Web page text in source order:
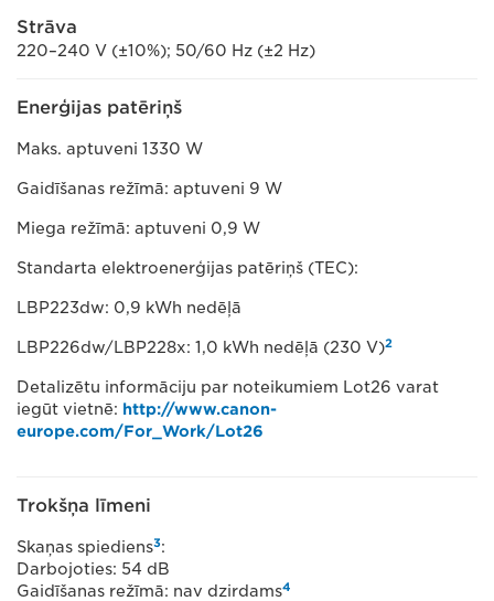
Strāva
220–240 V (±10%); 50/60 Hz (±2 Hz)
Enerģijas patēriņš
Maks. aptuveni 1330 W
Gaidīšanas režīmā: aptuveni 9 W
Miega režīmā: aptuveni 0,9 W
Standarta elektroenerģijas patēriņš (TEC):
LBP223dw: 0,9 kWh nedēļā
LBP226dw/LBP228x: 1,0 kWh nedēļā (230 V)2
Detalizētu informāciju par noteikumiem Lot26 varat
iegūt vietnē: http://www.canon-
europe.com/For_Work/Lot26
Trokšņa līmeni
Skaņas spiediens3:
Darbojoties: 54 dB
Gaidīšanas režīmā: nav dzirdams4